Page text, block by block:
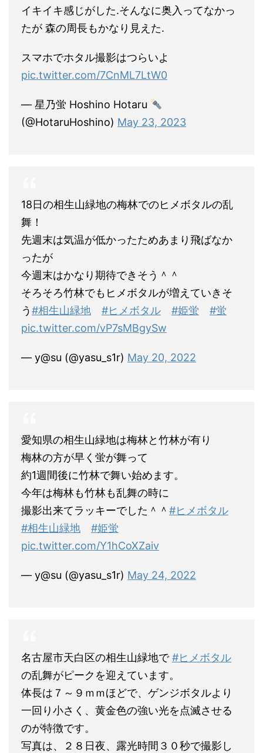
イキイキ感じがした.そんなに奥入ってなかっ
たが 森の周長もかなり見えた.
スマホでホタル撮影はつらいよ
pic.twitter.com/7CnML7LtW0
— 星乃蛍 Hoshino Hotaru
(@HotaruHoshino) May 23, 2023
18日の相生山緑地の梅林でのヒメボタルの乱
舞！
先週末は気温が低かったためあまり飛ばなか
ったが
今週末はかなり期待できそう＾＾
そろそろ竹林でもヒメボタルが増えていきそ
う#相生山緑地 #ヒメボタル #姫蛍
#蛍
pic.twitter.com/vP7sMBgySw
— y@su (@yasu_s1r) May 20, 2022
愛知県の相生山緑地は梅林と竹林が有り
梅林の方が早く蛍が舞って
約1週間後に竹林で舞い始めます。
今年は梅林も竹林も乱舞の時に
撮影出来てラッキーでした＾＾ #ヒメボタル
#相生山緑地
#姫蛍
pic.twitter.com/Y1hCoXZaiv
— y@su (@yasu_s1r) May 24, 2022
名古屋市天白区の相生山緑地で#ヒメボタル
の乱舞がピークを迎えています。
体長は７～９ｍｍほどで、ゲンジボタルより
一回り小さく、黄金色の強い光を点滅させる
のが特徴です。
写真は、２８日夜、露光時間３０秒で撮影し